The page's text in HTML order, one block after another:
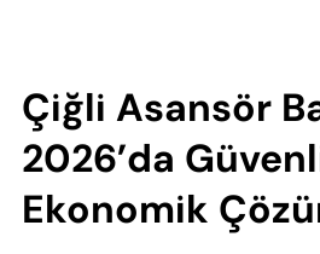
Çiğli Asansör
2026’da
Ekonomik